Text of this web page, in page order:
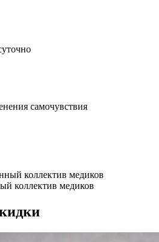
самочувствия
коллектив медиков